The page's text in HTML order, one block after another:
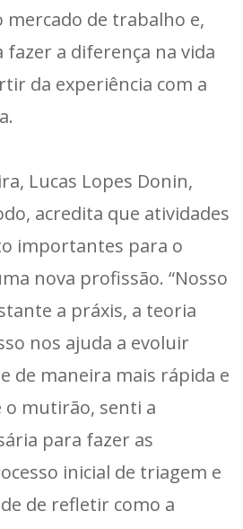
mercado de trabalho e,
a diferença na vida
da experiência com a
Lucas Lopes Donin,
acredita que atividades
importantes para o
nova profissão. “Nosso
a práxis, a teoria
nos ajuda a evoluir
de maneira mais rápida e
mutirão, senti a
para fazer as
inicial de triagem e
de refletir como a